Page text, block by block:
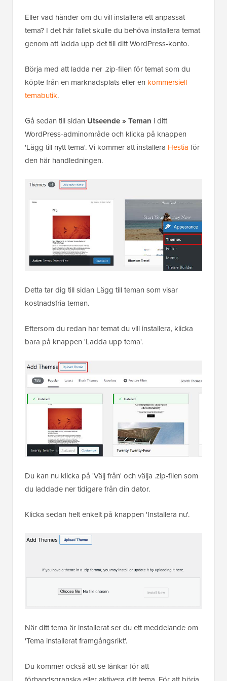
Eller vad händer om du vill installera ett anpassat
tema? I det här fallet skulle du behöva installera temat
genom att ladda upp det till ditt WordPress-konto.
Börja med att ladda ner .zip-filen för temat som du
köpte från en marknadsplats eller en kommersiell
temabutik.
Gå sedan till sidan Utseende » Teman i ditt
WordPress-adminområde och klicka på knappen
'Lägg till nytt tema'. Vi kommer att installera Hestia för
den här handledningen.
Detta tar dig till sidan Lägg till teman som visar
kostnadsfria teman.
Eftersom du redan har temat du vill installera, klicka
bara på knappen 'Ladda upp tema'.
Du kan nu klicka på 'Välj från' och välja .zip-filen som
du laddade ner tidigare från din dator.
Klicka sedan helt enkelt på knappen 'Installera nu'.
När ditt tema är installerat ser du ett meddelande om
'Tema installerat framgångsrikt'.
Du kommer också att se länkar för att